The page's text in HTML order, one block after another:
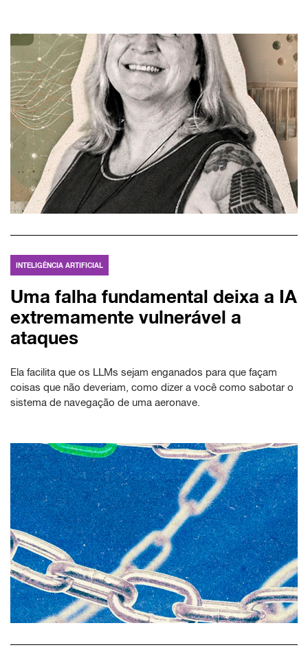
INTELIGÊNCIA ARTIFICIAL
Uma falha fundamental deixa a IA
extremamente vulnerável a
ataques
Ela facilita que os LLMs sejam enganados para que façam
coisas que não deveriam, como dizer a você como sabotar o
sistema de navegação de uma aeronave.